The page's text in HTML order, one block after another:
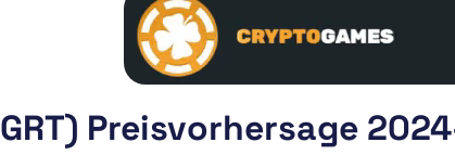
Preisvorhersage